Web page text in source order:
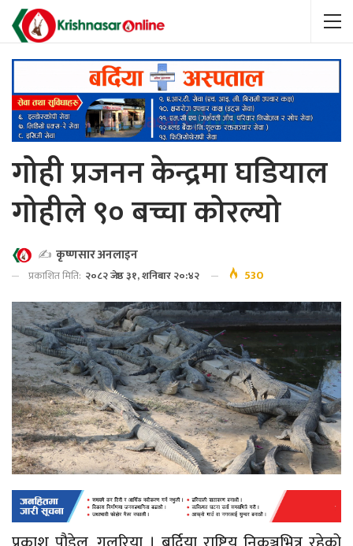
गोही प्रजनन केन्द्रमा घडियाल
गोहीले ९० बच्चा कोरल्यो
✍️ कृष्णसार अनलाइन
प्रकाशित मिति: २०८२ जेष्ठ ३१, शनिबार २०:४२ 530